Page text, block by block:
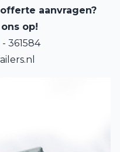
aanvragen?
op!
- 361584